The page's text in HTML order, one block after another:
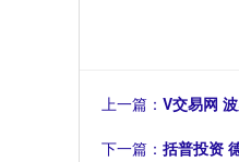
上一篇： V交易网
下一篇： 括普投资